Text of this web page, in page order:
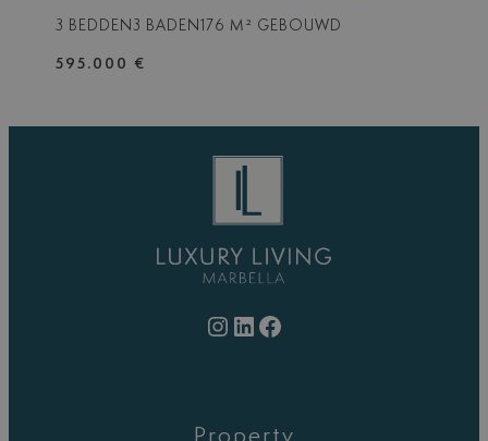
3 BEDDEN 3 BADEN 176 M² GEBOUWD
595.000 €
Instagram LinkedIn Facebook
Property